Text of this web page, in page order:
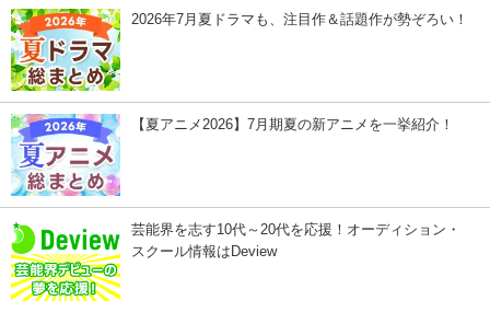
2026年7月夏ドラマも、注目作＆話題作が勢ぞろい！
【夏アニメ2026】7月期夏の新アニメを一挙紹介！
芸能界を志す10代～20代を応援！オーディション・
スクール情報はDeview